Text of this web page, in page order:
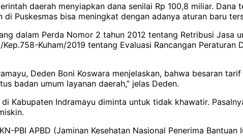
daerah menyiapkan dana senilai Rp 100,8 miliar.
Puskesmas bisa meningkat dengan adanya aturan baru
dalam Perda Nomor 2 tahun 2012 tentang Retribusi Jasa
Kuham/2019 tentang Evaluasi Rancangan Peraturan
Deden Boni Koswara menjelaskan, bahwa besaran
badan umum layanan daerah,” jelas Deden.
Kabupaten Indramayu diminta untuk tidak khawatir.
APBD (Jaminan Kesehatan Nasional Penerima Bantuan